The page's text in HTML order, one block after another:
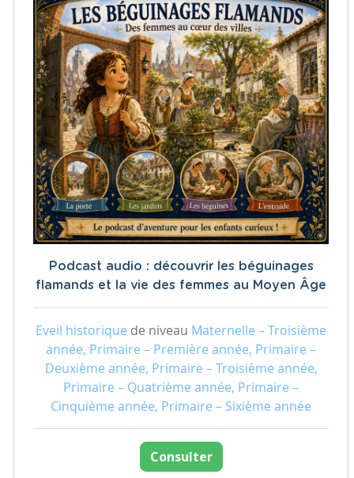
Podcast audio : découvrir les béguinages
flamands et la vie des femmes au Moyen Âge
Eveil historique de niveau Maternelle – Troisième
année, Primaire – Première année, Primaire –
Deuxième année, Primaire – Troisième année,
Primaire – Quatrième année, Primaire –
Cinquième année, Primaire – Sixième année
Consulter